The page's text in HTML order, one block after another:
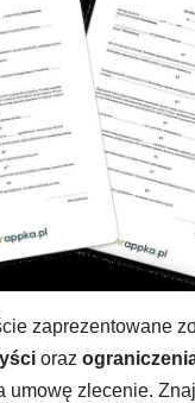
zaprezentowane
oraz
umowę zlecenie.